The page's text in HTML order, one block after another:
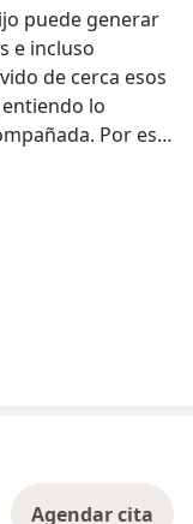
puede generar
e incluso
de cerca esos
lo
Por eso,
una atención
a tomar
en cada
Agendar cita